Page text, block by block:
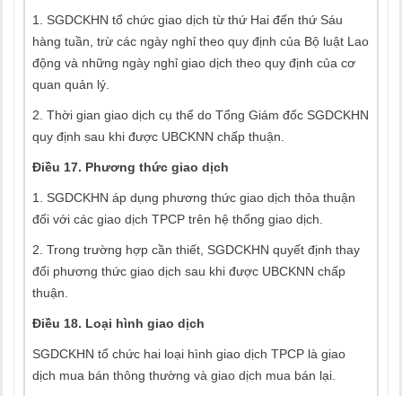
1. SGDCKHN tổ chức giao dịch từ thứ Hai đến thứ Sáu
hàng tuần, trừ các ngày nghỉ theo quy định của Bộ luật Lao
động và những ngày nghỉ giao dịch theo quy định của cơ
quan quản lý.
2. Thời gian giao dịch cụ thể do Tổng Giám đốc SGDCKHN
quy định sau khi được UBCKNN chấp thuận.
Điều 17. Phương thức giao dịch
1. SGDCKHN áp dụng phương thức giao dịch thỏa thuận
đối với các giao dịch TPCP trên hệ thống giao dịch.
2. Trong trường hợp cần thiết, SGDCKHN quyết định thay
đổi phương thức giao dịch sau khi được UBCKNN chấp
thuận.
Điều 18. Loại hình giao dịch
SGDCKHN tổ chức hai loại hình giao dịch TPCP là giao
dịch mua bán thông thường và giao dịch mua bán lại.